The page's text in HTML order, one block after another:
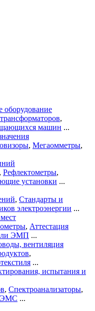
оборудование
,
машин ...
, Мегаомметры,
, Рефлектометры,
установки ...
, Стандарты и
электроэнергии ...
, Аттестация
ЭМП ...
вентиляция
,
...
испытания и
, Спектроанализаторы,
ЭМС ...